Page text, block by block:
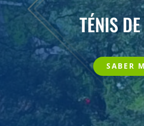
TÉNIS
SABER